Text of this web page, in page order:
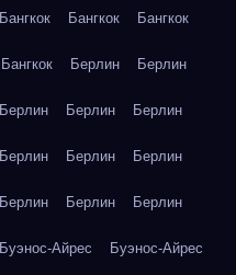
Бангкок Бангкок Бангкок
Бангкок Берлин Берлин
Берлин Берлин Берлин
Берлин Берлин Берлин
Берлин Берлин Берлин
Буэнос-Айрес Буэнос-Айрес